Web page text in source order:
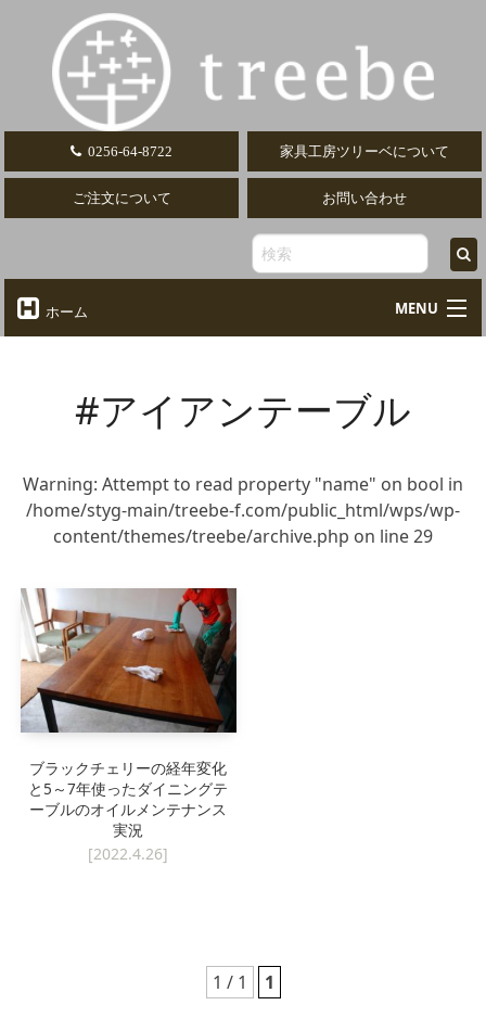
0256-64-8722 家具工房ツリーベについて
ご注文について お問い合わせ
ホーム MENU
オーダーデスク
Desk
Chair
キッチン廻り家具
Kitchen
木の小物・その他
Furniture
造り付け家具
オーダーキッチン
#アイアンテーブル
Warning: Attempt to read property "name" on bool in
/home/styg-main/treebe-f.com/public_html/wps/wp-
content/themes/treebe/archive.php on line29
ブラックチェリーの経年変化
と5～7年使ったダイニングテ
ーブルのオイルメンテナンス
実況
[2022.4.26]
1 / 1 1